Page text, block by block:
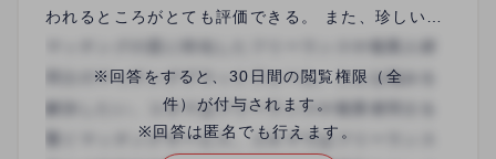
われるところがとても評価できる。 また、珍しいジ
ャンルの案件を担当させていただけたうえに文字単
価も比較的高い案件がたくさんあるので自分の能力
次第でさまざまな案件を担当することができるので
自分のスキルアップ、キャリアアップに繋がる。
※回答をすると、30日間の閲覧権限（全
件）が付与されます。
※回答は匿名でも行えます。